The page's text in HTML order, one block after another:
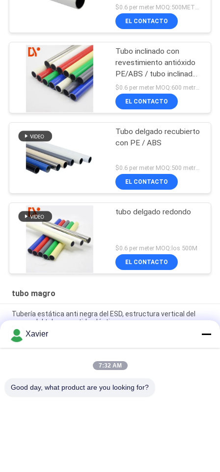
frío
$0.6 per meter MOQ:500METERS
EL CONTACTO
Tubo inclinado con
revestimiento antióxido
PE/ABS / tubo inclinado
antiestático para soporte
de flujo
$0.6 per meter MOQ:600 metros
EL CONTACTO
Tubo delgado recubierto
con PE / ABS
EL CONTACTO
tubo delgado redondo
$0.6 per meter MOQ:los 500M
EL CONTACTO
tubo magro
Tubería estática anti negra del ESD, estructura vertical del
marco del tubo revestido plástico
Diámetro revestido plástico de la prueba 28m m del moho del
tubo del ESD para la estructura flexible
Tubería de acero revestida del PE magro de la carpeta
Xavier
7:32 AM
Good day, what product are you looking for?